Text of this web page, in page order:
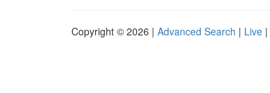
Copyright © 2026 | Advanced Search | Live |